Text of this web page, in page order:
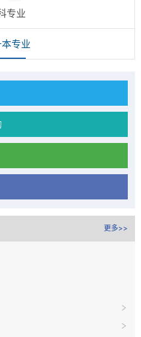
专业
专业
更多>>